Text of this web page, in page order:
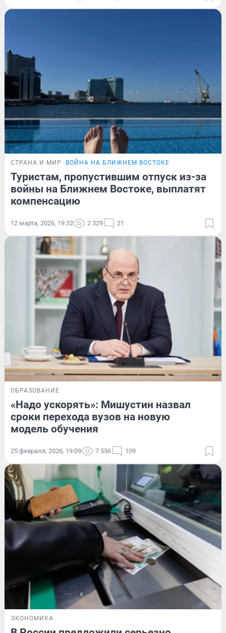
СТРАНА И МИР ВОЙНА НА БЛИЖНЕМ ВОСТОКЕ
Туристам, пропустившим отпуск из-за
войны на Ближнем Востоке, выплатят
компенсацию
12 марта, 2026, 19:32 2 329 21
ОБРАЗОВАНИЕ
«Надо ускорять»: Мишустин назвал
сроки перехода вузов на новую
модель обучения
25 февраля, 2026, 19:09 7 556 109
ЭКОНОМИКА